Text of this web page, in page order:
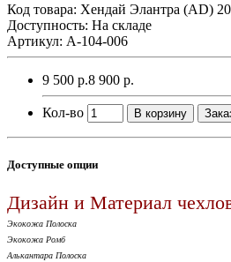
Код товара: Хендай Элантра (AD)
Доступность: На складе
Артикул: A-104-006
9 500 р.8 900 р.
Кол-во В корзину
Доступные опции
Дизайн и Материал
Экокожа Полоска
Экокожа Ромб
Алькантара Полоска